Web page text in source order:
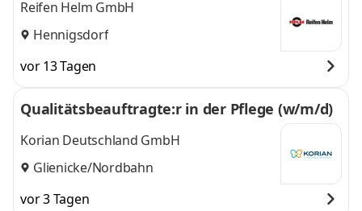
Reifen Helm GmbH
Hennigsdorf
vor 13 Tagen
Qualitätsbeauftragte:r in der Pflege (w/m/d)
Korian Deutschland GmbH
Glienicke/Nordbahn
vor 3 Tagen